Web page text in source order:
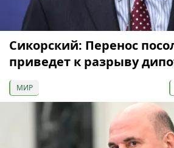
Сикорский: Перенос
приведет к разрыву
МИР